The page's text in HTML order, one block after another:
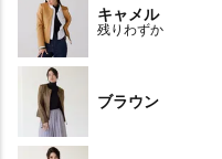
キャメル
残りわずか
ブラウン